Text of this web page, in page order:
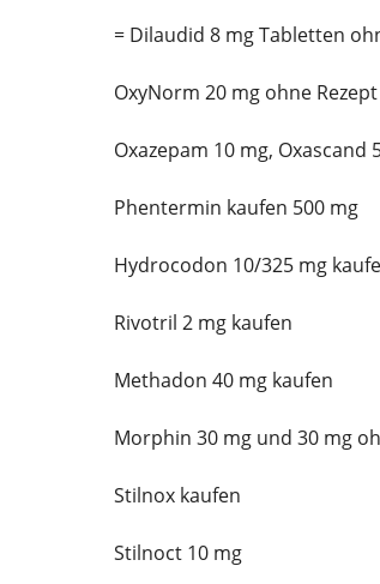
= Dilaudid 8 mg Tabletten
OxyNorm 20 mg ohne
Oxazepam 10 mg, Oxascand
Phentermin kaufen 500 mg
Hydrocodon 10/325 mg
Rivotril 2 mg kaufen
Methadon 40 mg kaufen
Morphin 30 mg und 30 mg
Stilnox kaufen
Stilnoct 10 mg